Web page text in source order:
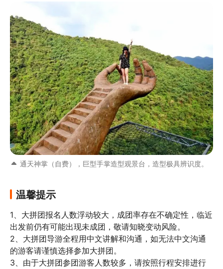
通天神掌（自费），巨型手掌造型观景台，造型极具辨识度。
温馨提示
1、大拼团报名人数浮动较大，成团率存在不确定性，临近
出发前仍有可能出现未成团，敬请知晓变动风险。
2、大拼团导游全程用中文讲解和沟通，如无法中文沟通
的游客请谨慎选择参加大拼团。
3、由于大拼团参团游客人数较多，请按照行程安排进行